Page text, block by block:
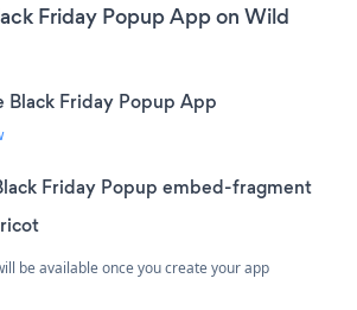
Friday Popup App on Wild
Black Friday Popup App
Friday Popup embed-fragment
be available once you create your app